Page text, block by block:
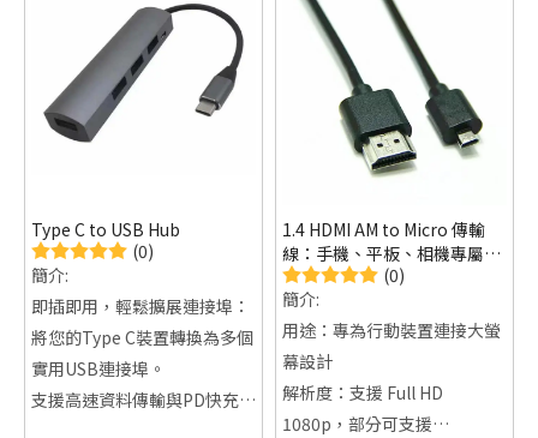
線芯材質:同軸鍍銀線芯 (高導
電、低延遲)
外被材質:48錠高密度精密編織
,5000次抗彎折
Type C to USB Hub
(0)
簡介:
即插即用，輕鬆擴展連接埠：
將您的Type C裝置轉換為多個
實用USB連接埠。
支援高速資料傳輸與PD快充：
1.4 HDMI AM to Micro 傳輸
線：手機、平板、相機專屬高
清連接！
(0)
簡介:
用途：專為行動裝置連接大螢
幕設計
解析度：支援 Full HD
1080p，部分可支援